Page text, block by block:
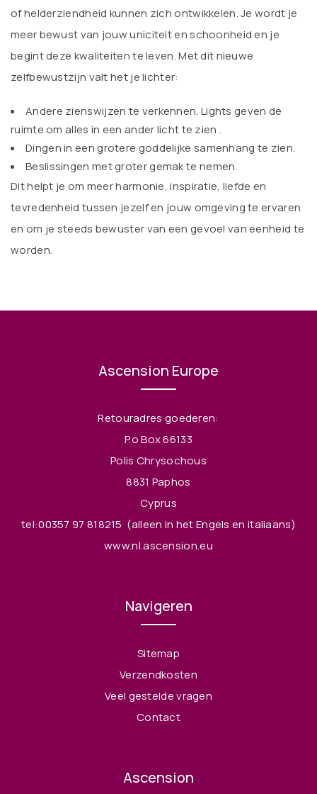
of helderziendheid kunnen zich ontwikkelen. Je wordt je
meer bewust van jouw uniciteit en schoonheid en je
begint deze kwaliteiten te leven. Met dit nieuwe
zelfbewustzijn valt het je lichter:
Andere zienswijzen te verkennen. Lights geven de
ruimte om alles in een ander licht te zien .
Dingen in een grotere goddelijke samenhang te zien.
Beslissingen met groter gemak te nemen.
Dit helpt je om meer harmonie, inspiratie, liefde en
tevredenheid tussen jezelf en jouw omgeving te ervaren
en om je steeds bewuster van een gevoel van eenheid te
worden.
Ascension Europe
Retouradres goederen:
P.o Box 66133
Polis Chrysochous
8831 Paphos
Cyprus
tel:00357 97 818215 (alleen in het Engels en italiaans)
www.nl.ascension.eu
Navigeren
Sitemap
Verzendkosten
Veel gestelde vragen
Contact
Ascension